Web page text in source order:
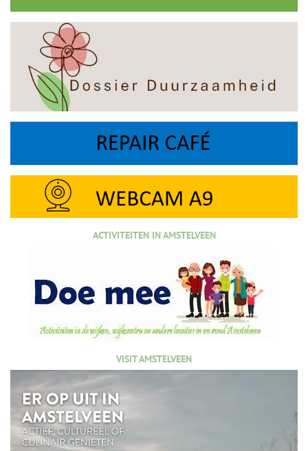
ACTIVITEITEN IN AMSTELVEEN
VISIT AMSTELVEEN